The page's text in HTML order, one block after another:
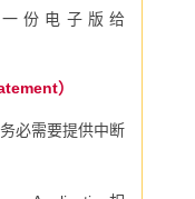
份电子版给
）
必需要提供中断